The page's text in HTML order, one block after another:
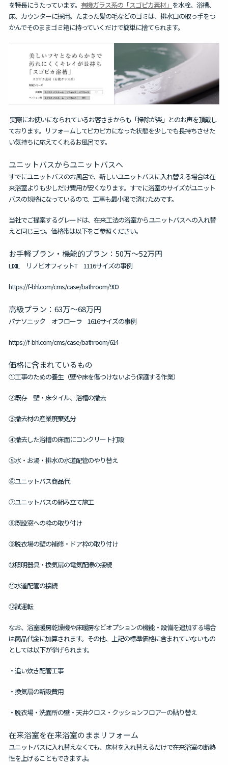
を特長にうたっています。 有機ガラス系の「スゴピカ素材」 を水栓、浴槽、
床、カウンターに採用。たまった髪の毛などのゴミは、排水口の取っ手をつ
かんでそのままゴミ箱に持っていくだけで簡単に捨てられます。
実際にお使いになられているお客さまからも「掃除が楽」とのお声を頂戴し
ております。リフォームしてピカピカになった状態を少しでも長持ちさせた
い気持ちに応えてくれるお風呂です。
ユニットバスからユニットバスへ
すでにユニットバスのお風呂で、新しいユニットバスに入れ替える場合は在
来浴室よりも少しだけ費用が安くなります。すでに浴室のサイズがユニット
バスの規格になっているので、工事も最小限で済むためです。
当社でご提案するグレードは、在来工法の浴室からユニットバスへの入れ替
えと同じ三つ。価格帯は以下をご参照ください。
お手軽プラン・機能的プラン：50万～52万円
LIXIL リノビオフィットT 1116サイズの事例
https://f-bhl.com/cms/case/bathroom/900
高級プラン：63万～68万円
パナソニック オフローラ 1616サイズの事例
https://f-bhl.com/cms/case/bathroom/614
価格に含まれているもの
①工事のための養生（壁や床を傷つけないよう保護する作業）
②既存 壁・床タイル、浴槽の撤去
③撤去材の産業廃棄処分
④撤去した浴槽の床面にコンクリート打設
⑤水・お湯・排水の水道配管のやり替え
⑥ユニットバス商品代
⑦ユニットバスの組み立て施工
⑧既設窓への枠の取り付け
⑨脱衣場の壁の補修・ドア枠の取り付け
⑩照明器具・換気扇の電気配線の接続
⑪水道配管の接続
⑫試運転
なお、浴室暖房乾燥機や床暖房などオプションの機能・設備を追加する場合
は商品代金に加算されます。その他、上記の標準価格に含まれていないもの
としては以下が挙げられます。
・追い炊き配管工事
・換気扇の新設費用
・脱衣場・洗面所の壁・天井クロス・クッションフロアーの貼り替え
在来浴室を在来浴室のままリフォーム
ユニットバスに入れ替えなくても、床材を入れ替えるだけで在来浴室の断熱
性を上げることもできますよ。